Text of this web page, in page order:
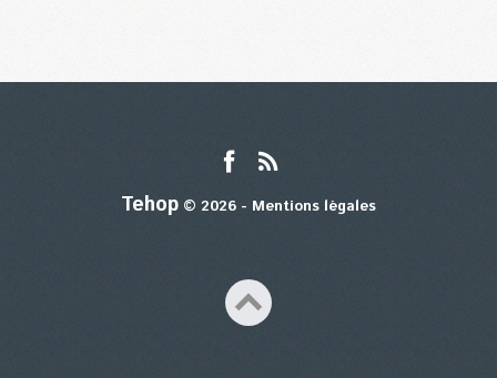
Tehop © 2026 - Mentions légales